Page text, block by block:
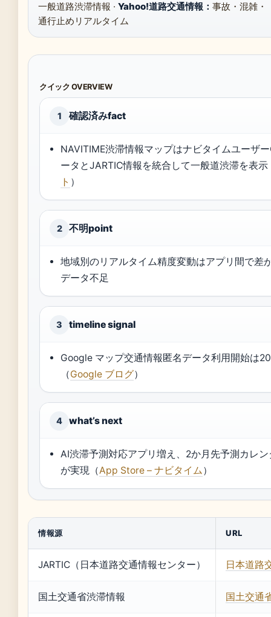
一般道路渋滞情報 · Yahoo!道路交通情報： 事故・混雑・
通行止めリアルタイム
クイック OVERVIEW
1 確認済みfact
NAVITIME渋滞情報マップはナビタイムユーザ
ータとJARTIC情報を統合して一般道渋滞を表示
ト ）
2 不明point
地域別のリアルタイム精度変動はアプリ間で差
データ不足
3 timeline signal
Google マップ交通情報匿名データ利用開始は
（Google ブログ）
4 what’s next
AI渋滞予測対応アプリ増え、2か月先予測カレ
が実現（App Store – ナビタイム）
情報源 URL
JARTIC（日本道路交通情報センター） 日本道路
国土交通省渋滞情報 国土交通